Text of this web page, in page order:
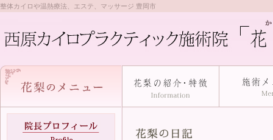
整体カイロや温熱療法、エステ、マッサージ 豊岡市